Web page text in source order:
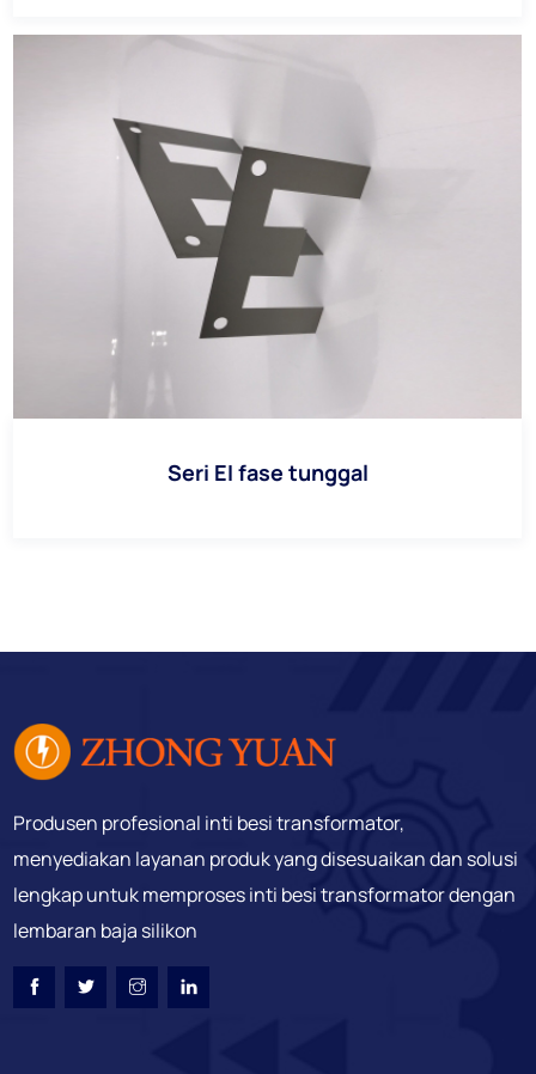
Seri EI fase tunggal
Produsen profesional inti besi transformator,
menyediakan layanan produk yang disesuaikan dan solusi
lengkap untuk memproses inti besi transformator dengan
lembaran baja silikon